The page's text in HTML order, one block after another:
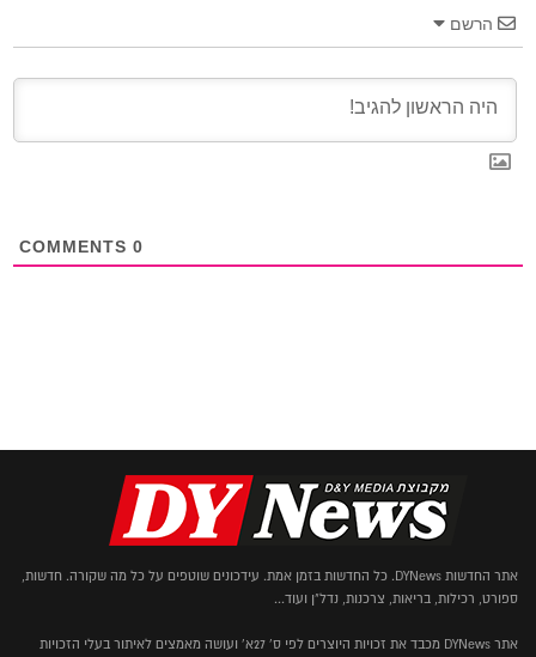
הרשם
0
אתר החדשות DYNews. כל החדשות בזמן אמת. עידכונים שוטפים על כל מה שקורה. חדשות,
ספורט, רכילות, בריאות, צרכנות, נדל"ן ועוד...
אתר DYNews מכבד את זכויות היוצרים לפי ס' 27א' ועושה מאמצים לאיתור בעלי הזכויות